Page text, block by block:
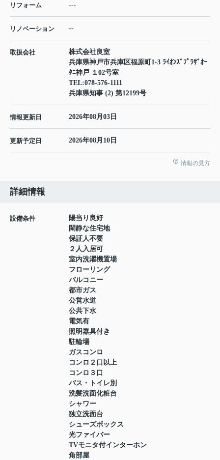
リフォーム ---
リノベーション --
取扱会社
株式会社良室
兵庫県神戸市兵庫区福原町1-3 ﾗｲｵﾝｽﾞﾌﾟﾗｻﾞｵｰ
ﾀﾆ神戸 １02号室
TEL:078-576-1111
兵庫県知事 (2) 第12199号
情報更新日 2026年08月03日
更新予定日 2026年08月10日
情報の見方
詳細情報
設備条件
陽当り良好
閑静な住宅地
保証人不要
２人入居可
室内洗濯機置場
フローリング
バルコニー
都市ガス
公営水道
公共下水
電気有
照明器具付き
駐輪場
ガスコンロ
コンロ２口以上
コンロ３口
バス・トイレ別
洗髪洗面化粧台
シャワー
独立洗面台
シューズボックス
光ファイバー
TVモニタ付インターホン
角部屋